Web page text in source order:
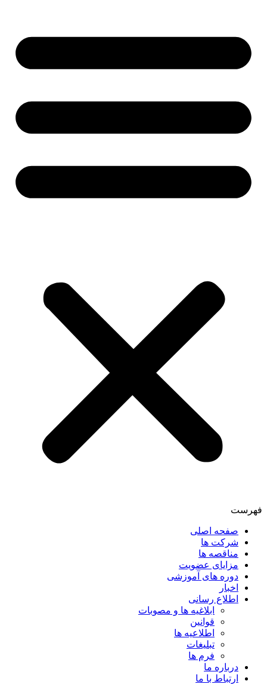
فهرست
صفحه اصلی
شرکت ها
مناقصه ها
مزایای عضویت
دوره های آموزشی
اخبار
اطلاع رسانی
ابلاغیه ها و مصوبات
قوانین
اطلاعیه ها
تبلیغات
فرم ها
درباره ما
ارتباط با ما